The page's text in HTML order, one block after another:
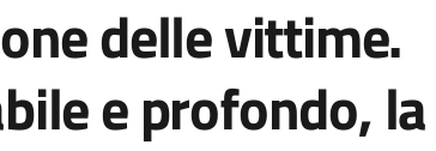
delle vittime.
e profondo, la